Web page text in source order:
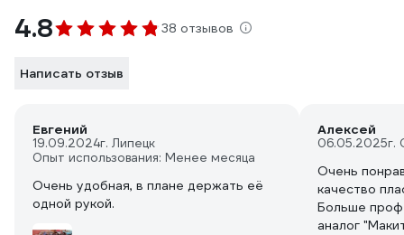
4.8 38 отзывов
Написать отзыв
Евгений
19.09.2024г. Липецк
Опыт использования: Менее месяца
Очень удобная, в плане держать её
одной рукой.
Алексей
06.05.2025г.
Очень
качество
Больше
аналог